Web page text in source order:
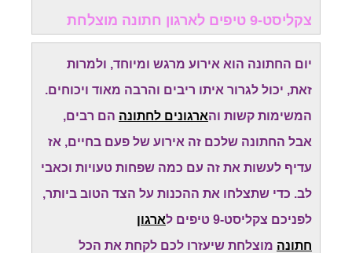
צקליסט-9 טיפים לארגון חתונה מוצלחת
יום החתונה הוא אירוע מרגש ומיוחד, ולמרות
זאת, יכול לגרור איתו ריבים והרבה מאוד ויכוחים.
המשימות קשות והארגונים לחתונה הם רבים,
אבל החתונה שלכם זה אירוע של פעם בחיים, אז
עדיף לעשות את זה עם כמה שפחות טעויות וכאבי
לב. כדי שתצלחו את ההכנות על הצד הטוב ביותר,
לפניכם צקליסט-9 טיפים ל
ארגון
חתונה מוצלחת שיעזרו לכם לקחת את הכל